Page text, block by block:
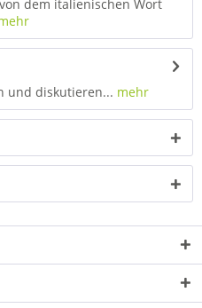
dem italienischen Wort
und diskutieren... mehr